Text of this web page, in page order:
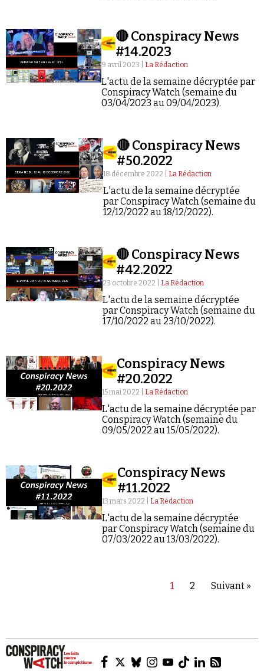
🔴 Conspiracy News
#14.2023
9 avril 2023 | La Rédaction
L'actu de la semaine décryptée par
Conspiracy Watch (semaine du
03/04/2023 au 09/04/2023).
🔴 Conspiracy News
#50.2022
18 décembre 2022 | La Rédaction
L'actu de la semaine décryptée
par Conspiracy Watch (semaine du
12/12/2022 au 18/12/2022).
🔴 Conspiracy News
#42.2022
23 octobre 2022 | La Rédaction
L'actu de la semaine décryptée
par Conspiracy Watch (semaine du
17/10/2022 au 23/10/2022).
Conspiracy News
#20.2022
15 mai 2022 | La Rédaction
L'actu de la semaine décryptée par
Conspiracy Watch (semaine du
09/05/2022 au 15/05/2022).
Conspiracy News
#11.2022
13 mars 2022 | La Rédaction
L'actu de la semaine décryptée
par Conspiracy Watch (semaine du
07/03/2022 au 13/03/2022).
1 2 Suivant »